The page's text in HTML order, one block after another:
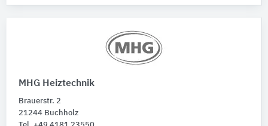
MHG Heiztechnik
Brauerstr. 2
21244 Buchholz